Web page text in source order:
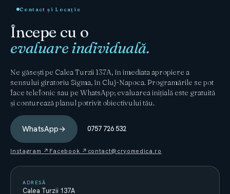
Contact și Locație
Începe cu o
evaluare individuală.
Ne găsești pe Calea Turzii 137A, în imediata apropiere a
sensului giratoriu Sigma, în Cluj-Napoca. Programările se pot
face telefonic sau pe WhatsApp; evaluarea inițială este gratuită
și conturează planul potrivit obiectivului tău.
WhatsApp→ 0757 726 532
Instagram ↗ Facebook ↗ contact@cryomedica.ro
ADRESĂ
Calea Turzii 137A